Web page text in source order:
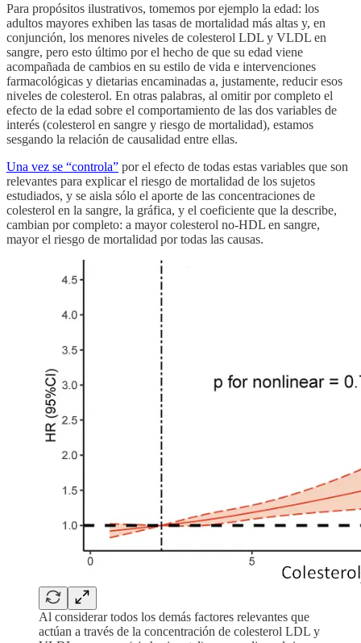
Para propósitos ilustrativos, tomemos por ejemplo la edad: los
adultos mayores exhiben las tasas de mortalidad más altas y, en
conjunción, los menores niveles de colesterol LDL y VLDL en
sangre, pero esto último por el hecho de que su edad viene
acompañada de cambios en su estilo de vida e intervenciones
farmacológicas y dietarias encaminadas a, justamente, reducir esos
niveles de colesterol. En otras palabras, al omitir por completo el
efecto de la edad sobre el comportamiento de las dos variables de
interés (colesterol en sangre y riesgo de mortalidad), estamos
sesgando la relación de causalidad entre ellas.
Una vez se “controla” por el efecto de todas estas variables que son
relevantes para explicar el riesgo de mortalidad de los sujetos
estudiados, y se aisla sólo el aporte de las concentraciones de
colesterol en la sangre, la gráfica, y el coeficiente que la describe,
cambian por completo: a mayor colesterol no-HDL en sangre,
mayor el riesgo de mortalidad por todas las causas.
Al considerar todos los demás factores relevantes que
actúan a través de la concentración de colesterol LDL y